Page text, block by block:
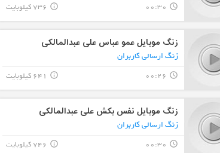
query_builder
00:30 736 کیلوبایت info_outline
زنگ موبایل عمو عباس علی عبدالمالکی
زنگ ارسالی کاربران
query_builder
00:26 641 کیلوبایت info_outline
زنگ موبایل نفس بکش علی عبدالمالکی
زنگ ارسالی کاربران
query_builder
00:30 746 کیلوبایت info_outline